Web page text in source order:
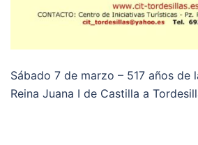
Sábado 7 de marzo – 517 años de
Reina Juana I de Castilla a